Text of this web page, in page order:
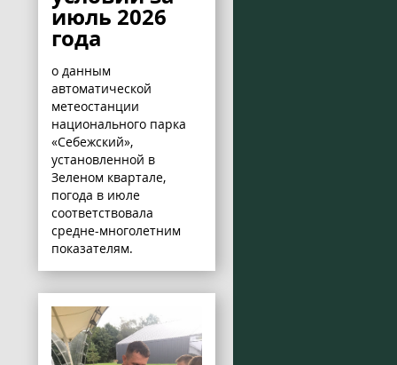
июль 2026
года
о данным
автоматической
метеостанции
национального парка
«Себежский»,
установленной в
Зеленом квартале,
погода в июле
соответствовала
средне-многолетним
показателям.